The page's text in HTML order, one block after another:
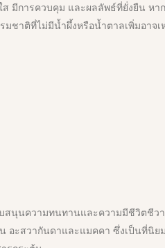
มีการควบคุม และผลลัพธ์ที่ยั่งยืน หา
ชาติที่ไม่มีน้ำผึ้งหรือน้ำตาลเพิ่มอาจเ
สนุนความทนทานและความมีชีวิตชีว
อะสวากันดาและแมคคา ซึ่งเป็นที่นิย